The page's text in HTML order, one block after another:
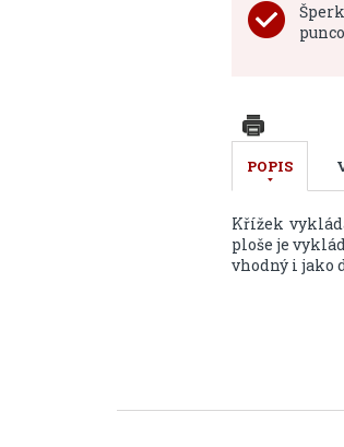
Šperk
POPIS
Křížek
ploše je
vhodný i jako